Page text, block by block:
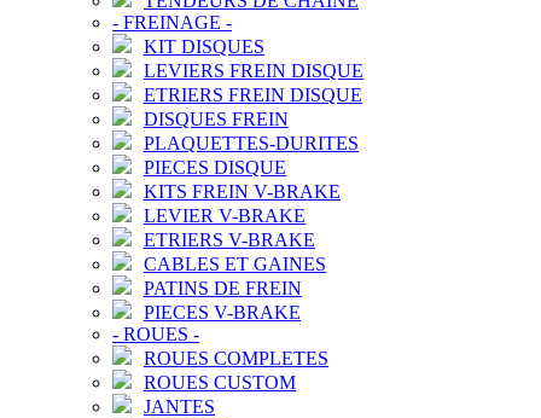
- FREINAGE -
KIT DISQUES
LEVIERS FREIN DISQUE
ETRIERS FREIN DISQUE
DISQUES FREIN
PLAQUETTES-DURITES
PIECES DISQUE
KITS FREIN V-BRAKE
LEVIER V-BRAKE
ETRIERS V-BRAKE
CABLES ET GAINES
PATINS DE FREIN
PIECES V-BRAKE
- ROUES -
ROUES COMPLETES
ROUES CUSTOM
JANTES